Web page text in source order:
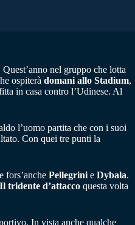
nel gruppo che lotta
ospiterà domani allo Stadium,
in casa contro l’Udinese. Al
l’uomo partita che con i suoi
Con quei tre punti la
e fors’anche Pellegrini e Dybala.
Il tridente d’attacco questa volta
In vista anche qualche